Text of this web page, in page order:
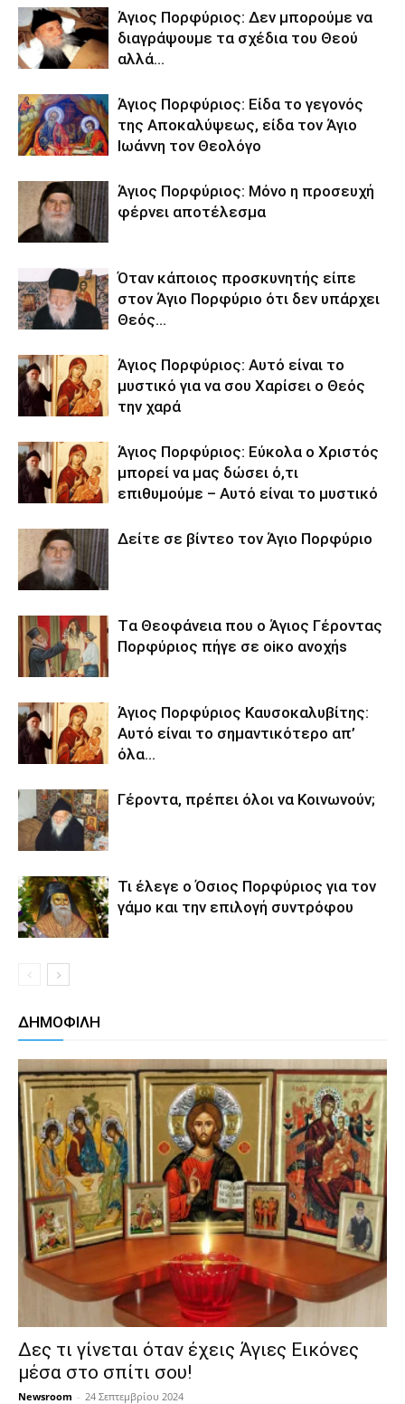
Άγιος Πορφύριος: Δεν μπορούμε να
διαγράψουμε τα σχέδια του Θεού
αλλά…
Άγιος Πορφύριος: Είδα το γεγονός
της Αποκαλύψεως, είδα τον Άγιο
Ιωάννη τον Θεολόγο
Άγιος Πορφύριος: Μόνο η προσευχή
φέρνει αποτέλεσμα
Όταν κάποιος προσκυνητής είπε
στον Άγιο Πορφύριο ότι δεν υπάρχει
Θεός…
Άγιος Πορφύριος: Αυτό είναι το
μυστικό για να σου Χαρίσει ο Θεός
την χαρά
Άγιος Πορφύριος: Εύκολα ο Χριστός
μπορεί να μας δώσει ό,τι
επιθυμούμε – Αυτό είναι το μυστικό
Δείτε σε βίντεο τον Άγιο Πορφύριο
Tα Θεοφάνεια που ο Άγιος Γέροντας
Πορφύριος πήγε σε oiκo ανoχήs
Άγιος Πορφύριος Καυσοκαλυβίτης:
Αυτό είναι το σημαντικότερο απ’
όλα…
Γέροντα, πρέπει όλοι να Κοινωνούν;
Τι έλεγε ο Όσιος Πορφύριος για τον
γάμο και την επιλογή συντρόφου
ΔΗΜΟΦΙΛΗ
Δες τι γίνεται όταν έχεις Άγιες Εικόνες
μέσα στο σπίτι σου!
Newsroom - 24 Σεπτεμβρίου 2024